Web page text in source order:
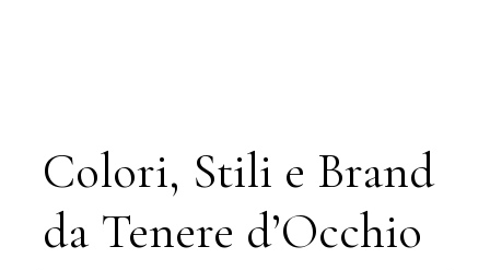
Colori, Stili e Brand
da Tenere d’Occhio